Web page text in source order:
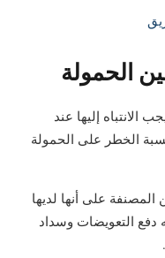
الحمولة
الانتباه إليها عند
الخطر على الحمولة
على أنها لديها
التعويضات وسداد